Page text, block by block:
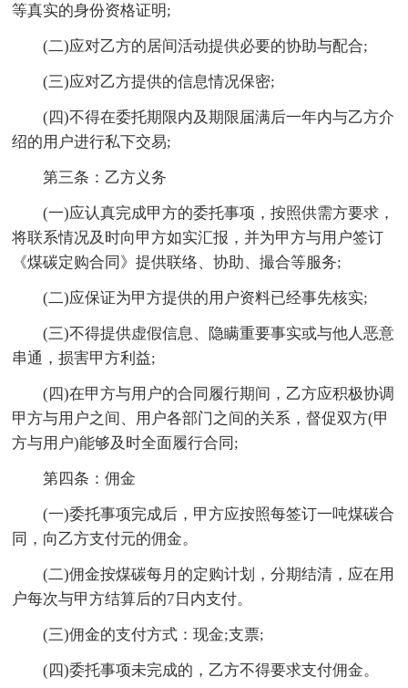
等真实的身份资格证明;
(二)应对乙方的居间活动提供必要的协助与配合;
(三)应对乙方提供的信息情况保密;
(四)不得在委托期限内及期限届满后一年内与乙方介
绍的用户进行私下交易;
第三条：乙方义务
(一)应认真完成甲方的委托事项，按照供需方要求，
将联系情况及时向甲方如实汇报，并为甲方与用户签订
《煤碳定购合同》提供联络、协助、撮合等服务;
(二)应保证为甲方提供的用户资料已经事先核实;
(三)不得提供虚假信息、隐瞒重要事实或与他人恶意
串通，损害甲方利益;
(四)在甲方与用户的合同履行期间，乙方应积极协调
甲方与用户之间、用户各部门之间的关系，督促双方(甲
方与用户)能够及时全面履行合同;
第四条：佣金
(一)委托事项完成后，甲方应按照每签订一吨煤碳合
同，向乙方支付元的佣金。
(二)佣金按煤碳每月的定购计划，分期结清，应在用
户每次与甲方结算后的7日内支付。
(三)佣金的支付方式：现金;支票;
(四)委托事项未完成的，乙方不得要求支付佣金。